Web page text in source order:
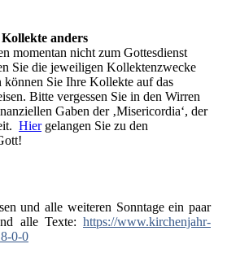
Kollekte anders
momentan nicht zum Gottesdienst
Sie die jeweiligen Kollektenzwecke
können Sie Ihre Kollekte auf das
Bitte vergessen Sie in den Wirren
Gaben der ‚Misericordia‘, der
Hiergelangen Sie zu den
und alle weiteren Sonntage ein paar
alle Texte: https://www.kirchenjahr-
0-0